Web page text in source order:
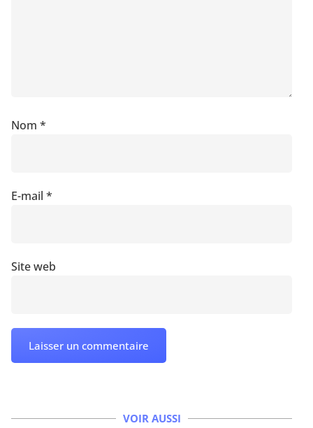
Nom *
E-mail *
Site web
VOIR AUSSI